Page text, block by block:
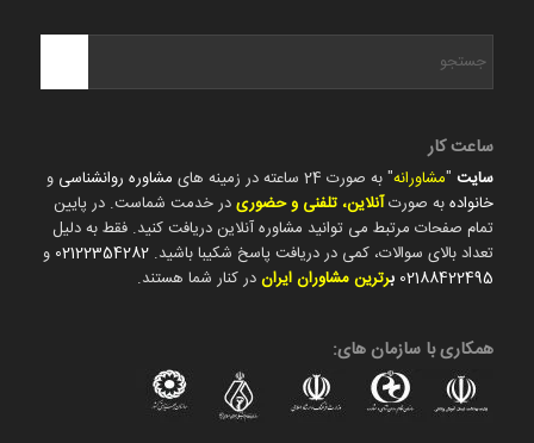
ساعت کار
سایت"مشاورانه" به صورت 24 ساعته در زمینه های مشاوره روانشناسی و
خانوادهبه صورتآنلاین، تلفنی و حضوریدر خدمت شماست. در پایین
تمام صفحات مرتبط می توانید مشاوره آنلاین دریافت کنید. فقط به دلیل
تعداد بالای سوالات، کمی در دریافت پاسخ شکیبا باشید. 02122354282 و
02188422495 برترین مشاوران ایراندر کنار شما هستند.
همکاری با سازمان های: